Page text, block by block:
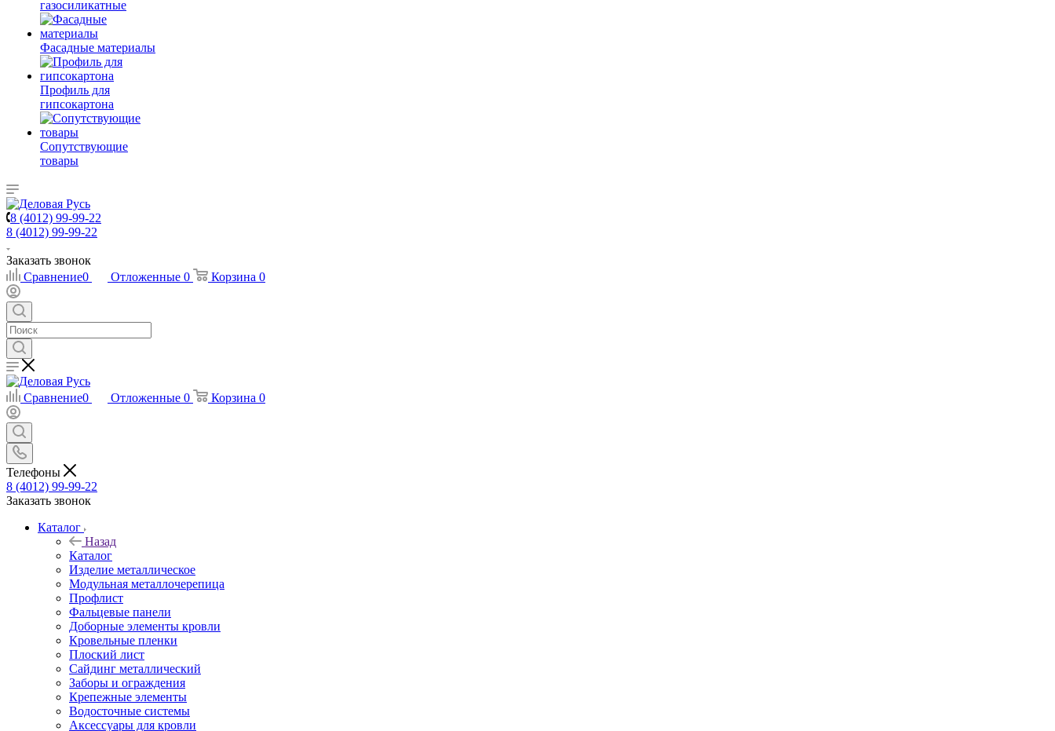
газосиликатные
Фасадные материалы
Профиль для
гипсокартона
Сопутствующие
товары
8 (4012) 99-99-22
8 (4012) 99-99-22
Заказать звонок
Сравнение0 Отложенные 0 Корзина 0
Сравнение0 Отложенные 0 Корзина 0
Телефоны
8 (4012) 99-99-22
Заказать звонок
Каталог
Назад
Каталог
Изделие металлическое
Модульная металлочерепица
Профлист
Фальцевые панели
Доборные элементы кровли
Кровельные пленки
Плоский лист
Сайдинг металлический
Заборы и ограждения
Крепежные элементы
Водосточные системы
Аксессуары для кровли